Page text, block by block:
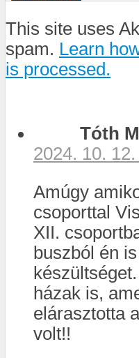
This site uses
spam. Learn
is processed.
Tóth
2024. 10.
Amúgy
csoporttal
XII.
buszból én
házak is,
elárasztotta
volt!!